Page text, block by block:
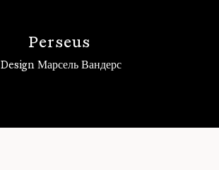
Perseus
Design Марсель Вандерс